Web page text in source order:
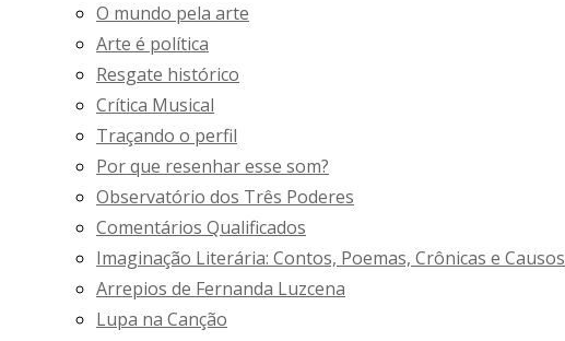
O mundo pela arte
Arte é política
Resgate histórico
Crítica Musical
Traçando o perfil
Por que resenhar esse som?
Observatório dos Três Poderes
Comentários Qualificados
Imaginação Literária: Contos, Poemas, Crônicas e Causos
Arrepios de Fernanda Luzcena
Lupa na Canção